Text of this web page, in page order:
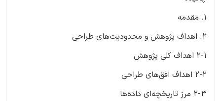
1. مقدمه
2. اهداف پژوهش و محدودیت‌های طراحی
2-1 اهداف کلی پژوهش
2-2 اهداف افق‌های طراحی
2-3 مرز تاریخچه‌ای داده‌ها